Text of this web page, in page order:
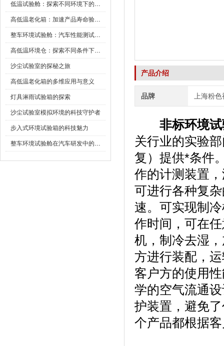
低温试验舱：探索不同环境下的科技边界
高低温老化箱：加速产品寿命验证的可靠伙伴
整车环境试验舱：汽车性能测试的设备
高低温环境仓：探索不同条件下的科学奥秘
沙尘试验室的探秘之旅
高低温老化箱的多维应用与意义
灯具淋雨试验箱的探索
沙尘试验室模拟环境的科技守护者
步入式环境试验箱的科技魅力
整车环境试验舱在汽车研发中的作用
产品介绍
品牌 上海粉
非标环境
关行业的实验部
复）提供*条件
作的计测装置
可进行各种复杂
速。可实现制
作时间，可在
机，制冷去湿
方进行装配，
客户方的使用性能
学的空气流通设
护装置，避免
个产品都根据客